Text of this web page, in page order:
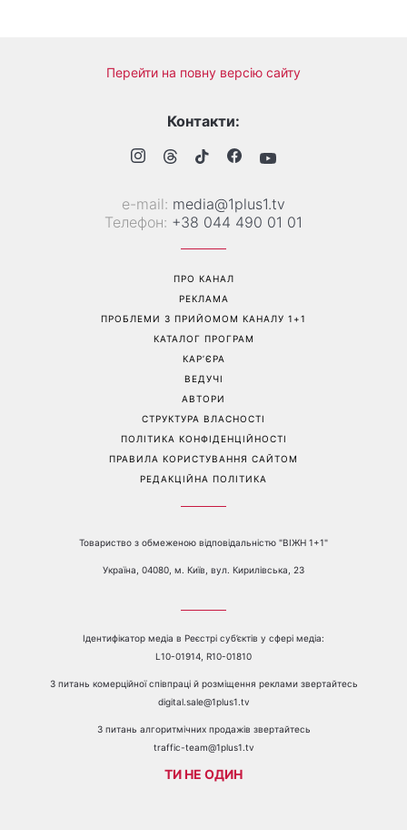
Перейти на повну версію сайту
Контакти:
е-mail: media@1plus1.tv
Телефон: +38 044 490 01 01
ПРО КАНАЛ
РЕКЛАМА
ПРОБЛЕМИ З ПРИЙОМОМ КАНАЛУ 1+1
КАТАЛОГ ПРОГРАМ
КАР’ЄРА
ВЕДУЧІ
АВТОРИ
СТРУКТУРА ВЛАСНОСТІ
ПОЛІТИКА КОНФІДЕНЦІЙНОСТІ
ПРАВИЛА КОРИСТУВАННЯ САЙТОМ
РЕДАКЦІЙНА ПОЛІТИКА
Товариство з обмеженою відповідальністю "ВІЖН 1+1"
Україна, 04080, м. Київ, вул. Кирилівська, 23
Ідентифікатор медіа в Реєстрі суб’єктів у сфері медіа:
L10-01914, R10-01810
З питань комерційної співпраці й розміщення реклами звертайтесь
digital.sale@1plus1.tv
З питань алгоритмічних продажів звертайтесь
traffic-team@1plus1.tv
ТИ НЕ ОДИН